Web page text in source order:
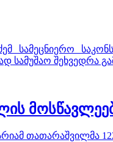
სამეცნიერო
სამუშაო შეხვედრა
თათარაშვილმა